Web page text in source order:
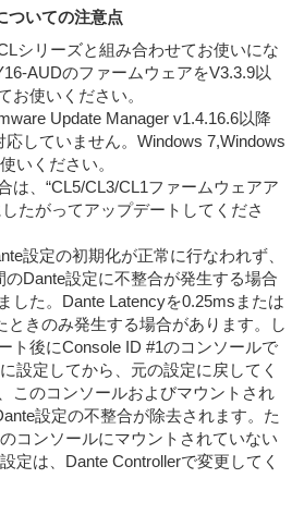
ついての注意点
シリーズと組み合わせてお使いにな
AUDのファームウェアをV3.3.9以
お使いください。
Update Manager v1.4.16.6以降
応していません。Windows 7,Windows
いください。
は、“CL5/CL3/CL1ファームウェアア
たがってアップデートしてくださ
設定の初期化が正常に行なわれず、
Dante設定に不整合が発生する場合
した。Dante Latencyを0.25msまたは
ときのみ発生する場合があります。し
ト後にConsole ID #1のコンソールで
設定してから、元の設定に戻してく
このコンソールおよびマウントされ
設定の不整合が除去されます。た
コンソールにマウントされていない
定は、Dante Controllerで変更してく